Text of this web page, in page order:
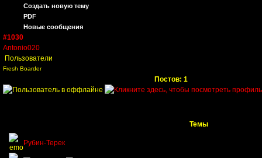
Создать новую тему
PDF
Новые сообщения
#1030
Antonio020
Пользователи
Fresh Boarder
Постов: 1
Темы
Рубин-Терек